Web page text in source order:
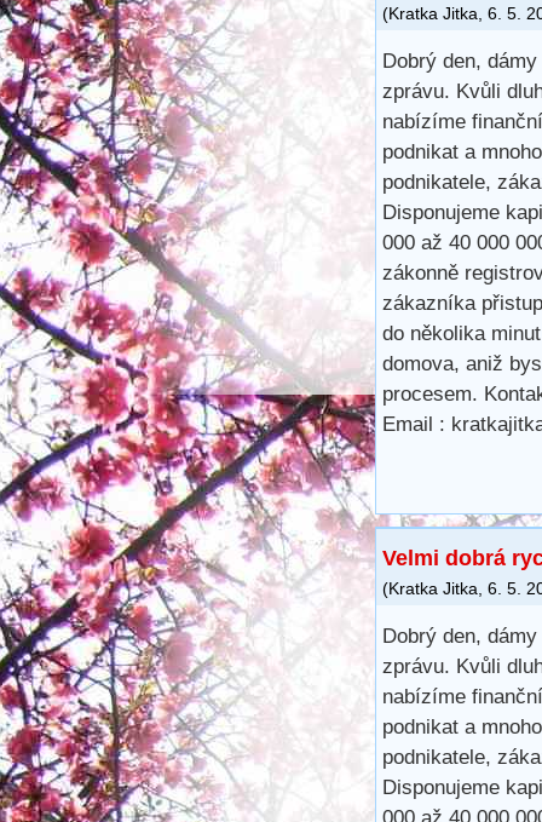
(Kratka Jitka, 6. 5.
Dobrý den,
zprávu. Kvůli
nabízíme
podnikat a
podnikatele,
Disponujeme
000 až 40 000
zákonně
zákazníka
do několika
domova, aniž
procesem.
Email :
Velmi dobrá
(Kratka Jitka, 6. 5.
Dobrý den,
zprávu. Kvůli
nabízíme
podnikat a
podnikatele,
Disponujeme